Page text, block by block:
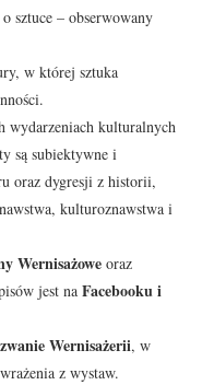
sztuce – obserwowany
w której sztuka
wydarzeniach kulturalnych
są subiektywne i
oraz dygresji z historii,
kulturoznawstwa i
Wernisażowe oraz
jest na Facebookui
Wernisażerii, w
z wystaw.